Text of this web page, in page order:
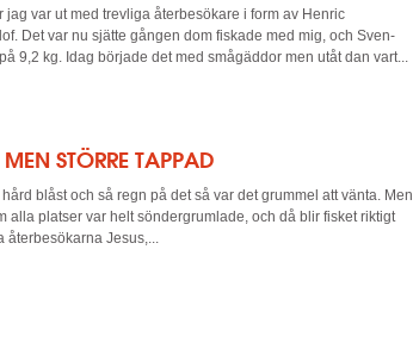
var ut med trevliga återbesökare i form av Henric
Det var nu sjätte gången dom fiskade med mig, och Sven-
9,2 kg. Idag började det med smågäddor men utåt dan vart...
STÖRRE TAPPAD
blåst och så regn på det så var det grummel att vänta. Men
alla platser var helt söndergrumlade, och då blir fisket riktigt
återbesökarna Jesus,...